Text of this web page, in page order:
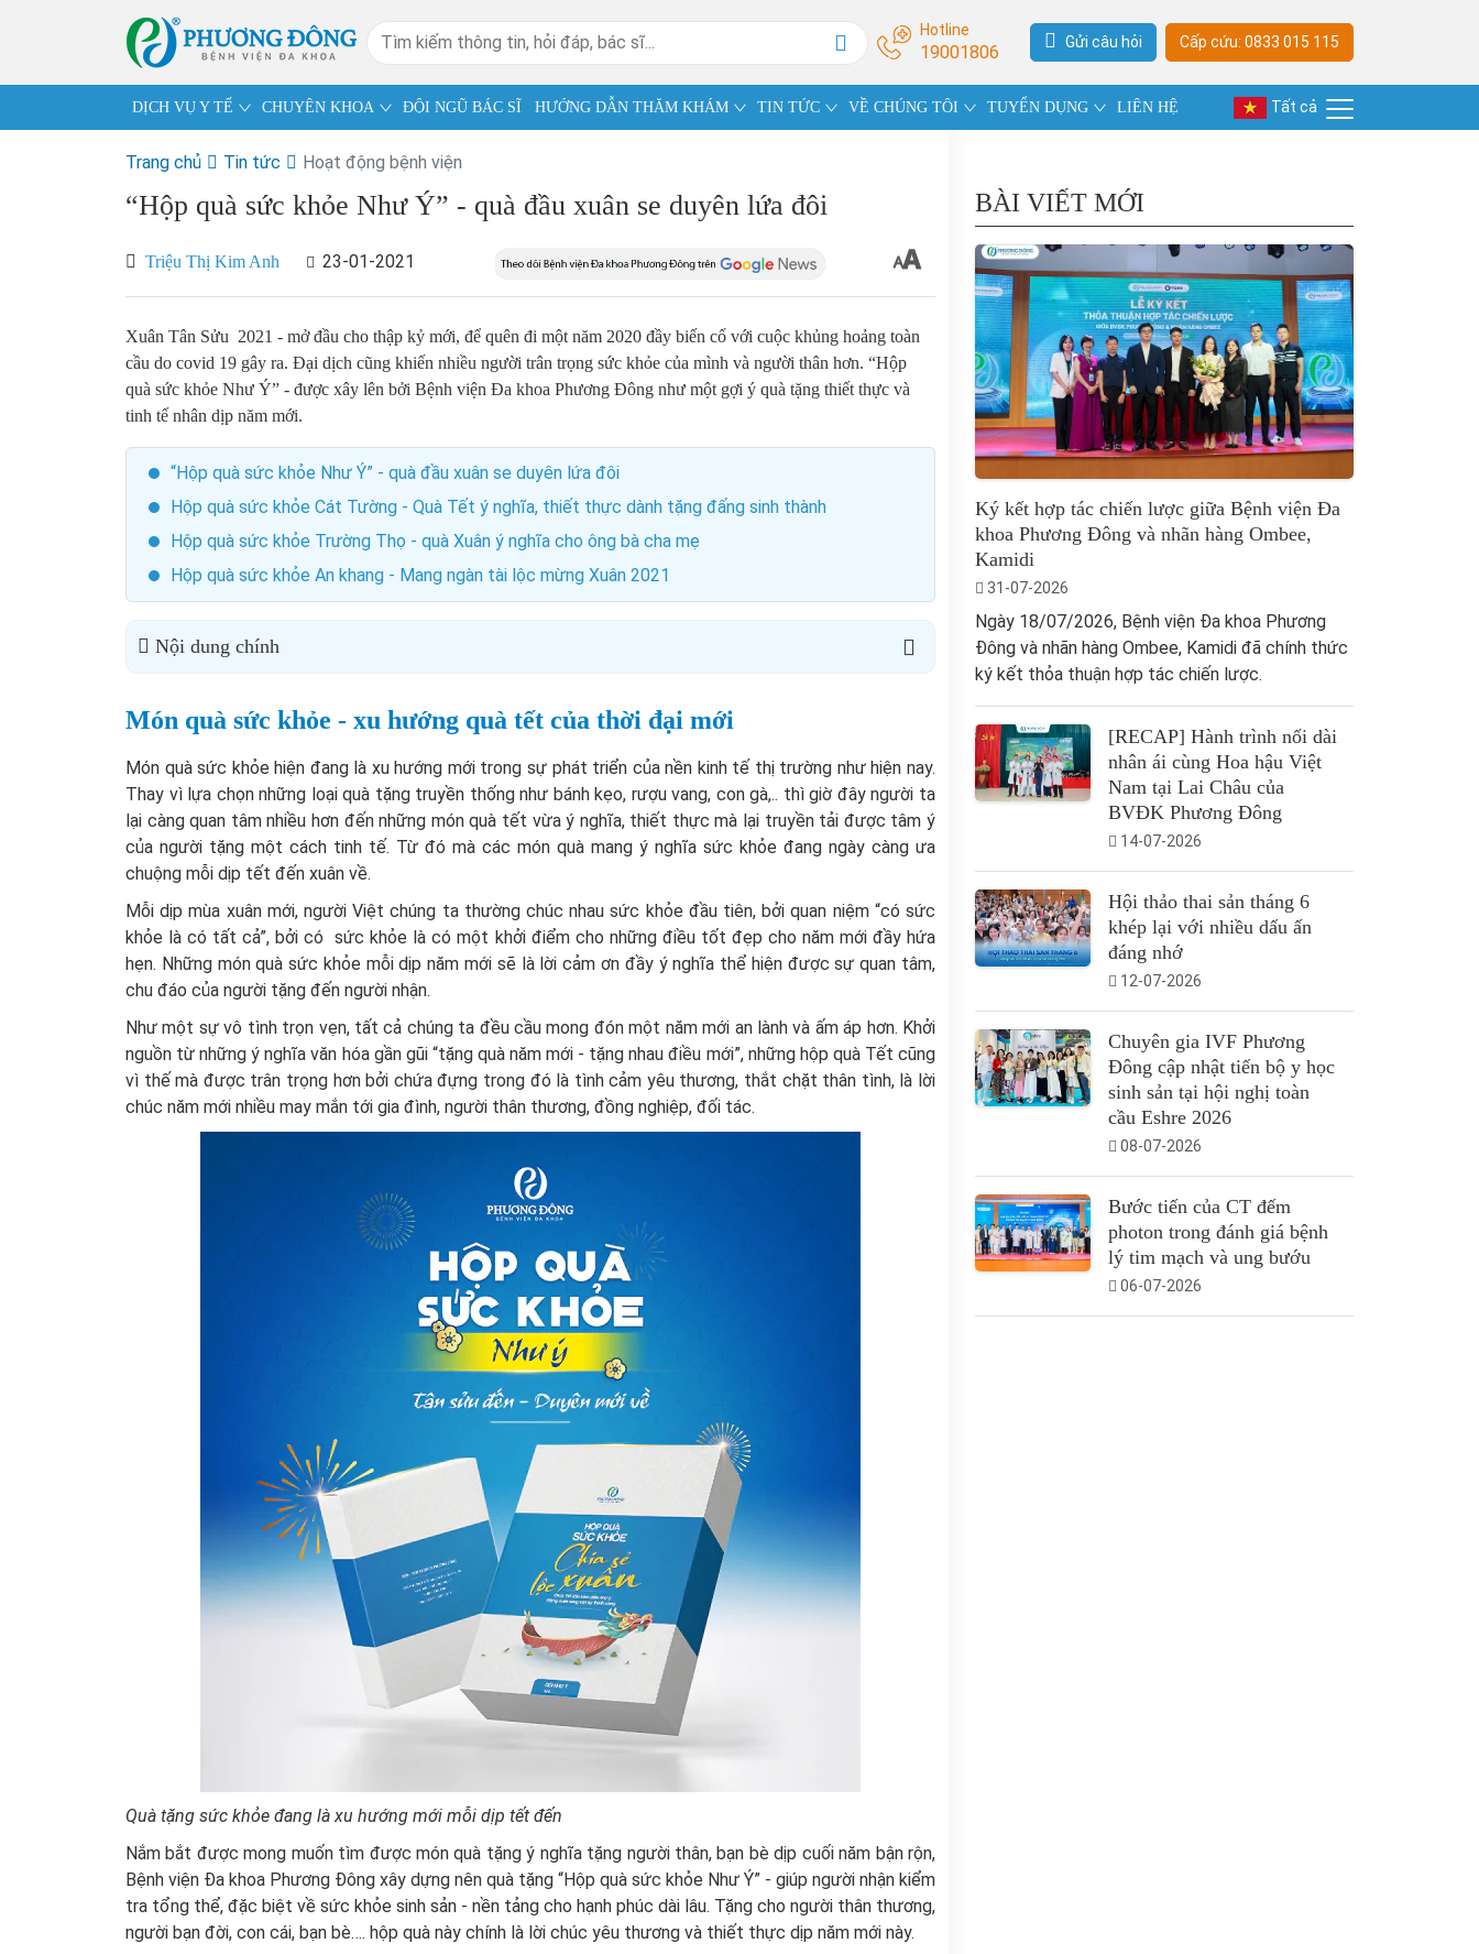
Hotline
19001806 Gửi câu hỏi Cấp cứu: 0833 015 115
DỊCH VỤ Y TẾ CHUYÊN KHOA ĐỘI NGŨ BÁC SĨ HƯỚNG DẪN THĂM KHÁM TIN TỨC VỀ CHÚNG TÔI TUYỂN DỤNG LIÊN HỆ Tất cả
Trang chủ Tin tức Hoạt động bệnh viện
“Hộp quà sức khỏe Như Ý” - quà đầu xuân se duyên lứa đôi
Triệu Thị Kim Anh 23-01-2021
Xuân Tân Sửu 2021 - mở đầu cho thập kỷ mới, để quên đi một năm 2020 đầy biến cố với cuộc khủng hoảng toàn
cầu do covid 19 gây ra. Đại dịch cũng khiến nhiều người trân trọng sức khỏe của mình và người thân hơn. “Hộp
quà sức khỏe Như Ý” - được xây lên bởi Bệnh viện Đa khoa Phương Đông như một gợi ý quà tặng thiết thực và
tinh tế nhân dịp năm mới.
“Hộp quà sức khỏe Như Ý” - quà đầu xuân se duyên lứa đôi
Hộp quà sức khỏe Cát Tường - Quà Tết ý nghĩa, thiết thực dành tặng đấng sinh thành
Hộp quà sức khỏe Trường Thọ - quà Xuân ý nghĩa cho ông bà cha mẹ
Hộp quà sức khỏe An khang - Mang ngàn tài lộc mừng Xuân 2021
Nội dung chính
Món quà sức khỏe - xu hướng quà tết của thời đại mới
Món quà sức khỏe hiện đang là xu hướng mới trong sự phát triển của nền kinh tế thị trường như hiện nay.
Thay vì lựa chọn những loại quà tặng truyền thống như bánh kẹo, rượu vang, con gà,.. thì giờ đây người ta
lại càng quan tâm nhiều hơn đến những món quà tết vừa ý nghĩa, thiết thực mà lại truyền tải được tâm ý
của người tặng một cách tinh tế. Từ đó mà các món quà mang ý nghĩa sức khỏe đang ngày càng ưa
chuộng mỗi dịp tết đến xuân về.
Mỗi dịp mùa xuân mới, người Việt chúng ta thường chúc nhau sức khỏe đầu tiên, bởi quan niệm “có sức
khỏe là có tất cả”, bởi có sức khỏe là có một khởi điểm cho những điều tốt đẹp cho năm mới đầy hứa
hẹn. Những món quà sức khỏe mỗi dịp năm mới sẽ là lời cảm ơn đầy ý nghĩa thể hiện được sự quan tâm,
chu đáo của người tặng đến người nhận.
Như một sự vô tình trọn vẹn, tất cả chúng ta đều cầu mong đón một năm mới an lành và ấm áp hơn. Khởi
nguồn từ những ý nghĩa văn hóa gần gũi “tặng quà năm mới - tặng nhau điều mới”, những hộp quà Tết cũng
vì thế mà được trân trọng hơn bởi chứa đựng trong đó là tình cảm yêu thương, thắt chặt thân tình, là lời
chúc năm mới nhiều may mắn tới gia đình, người thân thương, đồng nghiệp, đối tác.
Quà tặng sức khỏe đang là xu hướng mới mỗi dịp tết đến
Nắm bắt được mong muốn tìm được món quà tặng ý nghĩa tặng người thân, bạn bè dịp cuối năm bận rộn,
Bệnh viện Đa khoa Phương Đông xây dựng nên quà tặng “Hộp quà sức khỏe Như Ý” - giúp người nhận kiểm
tra tổng thể, đặc biệt về sức khỏe sinh sản - nền tảng cho hạnh phúc dài lâu. Tặng cho người thân thương,
người bạn đời, con cái, bạn bè…. hộp quà này chính là lời chúc yêu thương và thiết thực dịp năm mới này.
BÀI VIẾT MỚI
Ký kết hợp tác chiến lược giữa Bệnh viện Đa
khoa Phương Đông và nhãn hàng Ombee,
Kamidi
31-07-2026
Ngày 18/07/2026, Bệnh viện Đa khoa Phương
Đông và nhãn hàng Ombee, Kamidi đã chính thức
ký kết thỏa thuận hợp tác chiến lược.
[RECAP] Hành trình nối dài
nhân ái cùng Hoa hậu Việt
Nam tại Lai Châu của
BVĐK Phương Đông
14-07-2026
Hội thảo thai sản tháng 6
khép lại với nhiều dấu ấn
đáng nhớ
12-07-2026
Chuyên gia IVF Phương
Đông cập nhật tiến bộ y học
sinh sản tại hội nghị toàn
cầu Eshre 2026
08-07-2026
Bước tiến của CT đếm
photon trong đánh giá bệnh
lý tim mạch và ung bướu
06-07-2026